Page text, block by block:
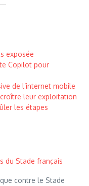
exposée
Copilot pour
de l’internet mobile
leur exploitation
les étapes
du Stade français
contre le Stade